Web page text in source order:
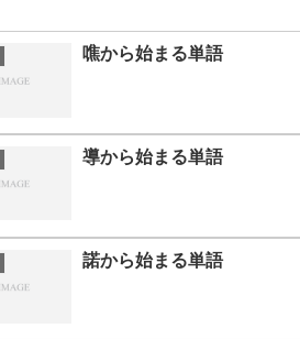
噍から始まる単語
導から始まる単語
諾から始まる単語